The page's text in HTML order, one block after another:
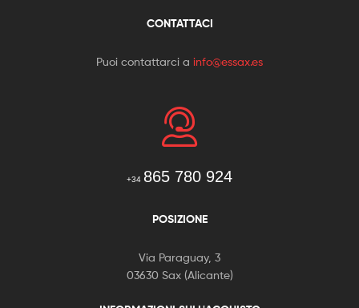
CONTATTACI
Puoi contattarci a info@essax.es
+34 865 780 924
POSIZIONE
Via Paraguay, 3
03630 Sax (Alicante)